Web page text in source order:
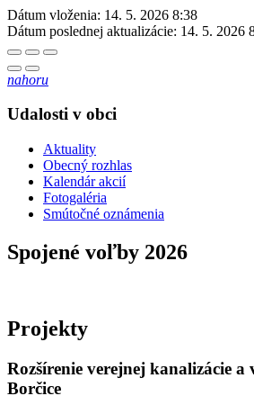
Dátum vloženia: 14. 5. 2026 8:38
Dátum poslednej aktualizácie: 14. 5. 2026
nahoru
Udalosti v obci
Aktuality
Obecný rozhlas
Kalendár akcií
Fotogaléria
Smútočné oznámenia
Spojené voľby 2026
Projekty
Rozšírenie verejnej kanalizácie a
Borčice